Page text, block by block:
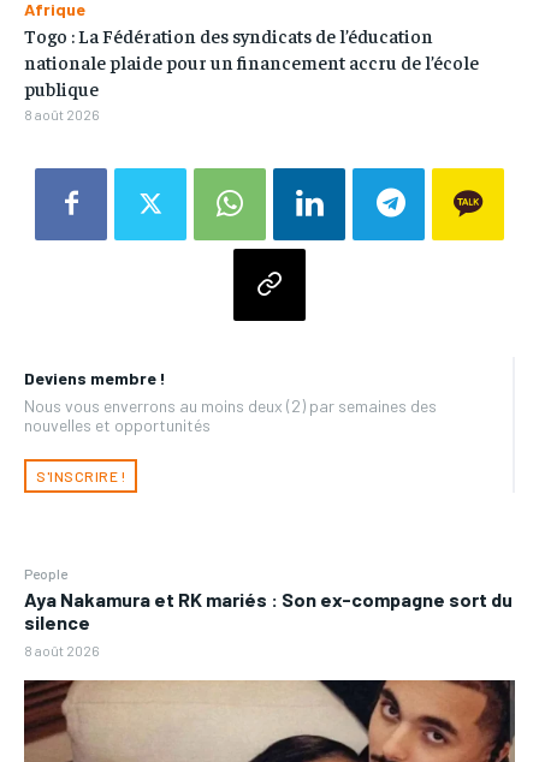
Deviens membre !
Nous vous enverrons au moins deux (2) par semaines des
nouvelles et opportunités
S'INSCRIRE !
People
Aya Nakamura et RK mariés : Son ex-compagne sort du
silence
8 août 2026
Afrique
Togo : La Fédération des syndicats de l’éducation
nationale plaide pour un financement accru de l’école
publique
8 août 2026